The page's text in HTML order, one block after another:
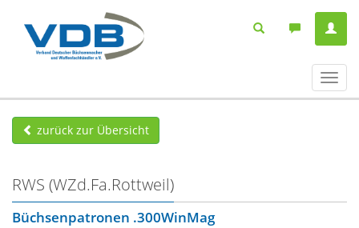
ein-/
zurück zur Übersicht
RWS (WZd.Fa.Rottweil)
Büchsenpatronen .300WinMag